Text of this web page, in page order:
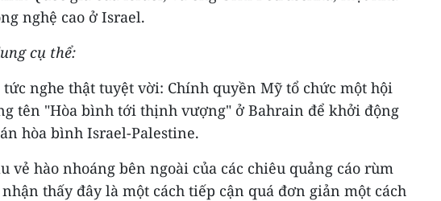
nghệ cao ở Israel.
cụ thể:
nghe thật tuyệt vời: Chính quyền Mỹ tổ chức một hội
tên "Hòa bình tới thịnh vượng" ở Bahrain để khởi động
hòa bình Israel-Palestine.
vẻ hào nhoáng bên ngoài của các chiêu quảng cáo rùm
thấy đây là một cách tiếp cận quá đơn giản một cách